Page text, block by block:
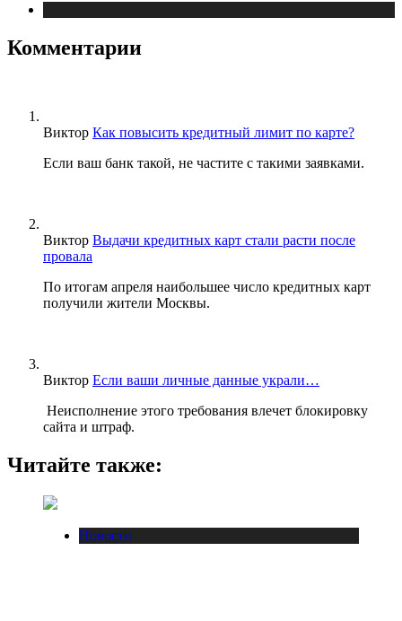
Комментарии
Виктор Как повысить кредитный лимит по карте?
Если ваш банк такой, не частите с такими заявками.
Виктор Выдачи кредитных карт стали расти после
провала
По итогам апреля наибольшее число кредитных карт
получили жители Москвы.
Виктор Если ваши личные данные украли…
Неисполнение этого требования влечет блокировку
сайта и штраф.
Читайте также:
Новости